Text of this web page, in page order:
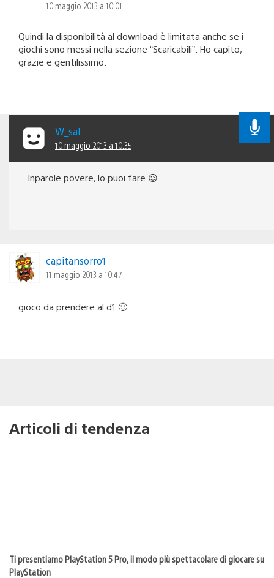
10 maggio 2013 a 10:01
Quindi la disponibilità al download è limitata anche se i
giochi sono messi nella sezione “Scaricabili”. Ho capito,
grazie e gentilissimo.
W_sal
10 maggio 2013 a 10:35
Inparole povere, lo puoi fare 😉
capitansorro1
11 maggio 2013 a 10:47
gioco da prendere al d1 🙂
Articoli di tendenza
Ti presentiamo PlayStation 5 Pro, il modo più spettacolare di giocare su
PlayStation